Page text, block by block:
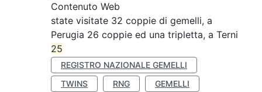
Contenuto Web
state visitate 32 coppie di gemelli, a
Perugia 26 coppie ed una tripletta, a Terni
25
REGISTRO NAZIONALE GEMELLI
TWINS
RNG GEMELLI